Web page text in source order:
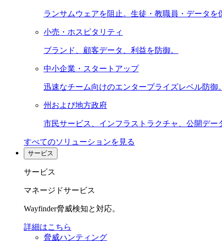
ランサムウェアを阻止。生徒・教職員・データを
小売・ホスピタリティ
ブランド、顧客データ、利益を防御。
中小企業・スタートアップ
迅速なチーム向けのエンタープライズレベル防御。
州および地方政府
市民サービス、インフラストラクチャ、公開デー
すべてのソリューションを見る
サービス
サービス
マネージドサービス
Wayfinder脅威検知と対応。
詳細はこちら
脅威ハンティング